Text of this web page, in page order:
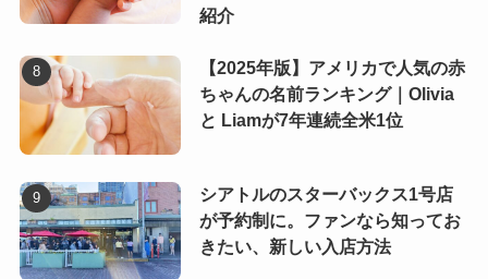
紹介
【2025年版】アメリカで人気の赤
ちゃんの名前ランキング｜Olivia
と Liamが7年連続全米1位
シアトルのスターバックス1号店
が予約制に。ファンなら知ってお
きたい、新しい入店方法